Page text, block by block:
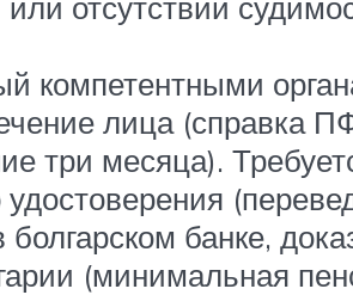
компетентными
лица
три месяца).
удостоверения
болгарском банке,
(минимальная